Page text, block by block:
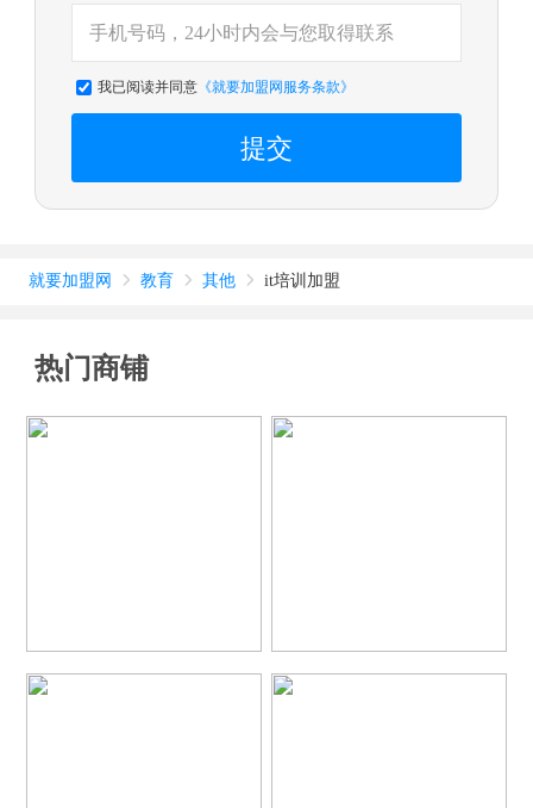
我已阅读并同意《就要加盟网服务条款》
提交
就要加盟网  教育  其他  it培训加盟
热门商铺